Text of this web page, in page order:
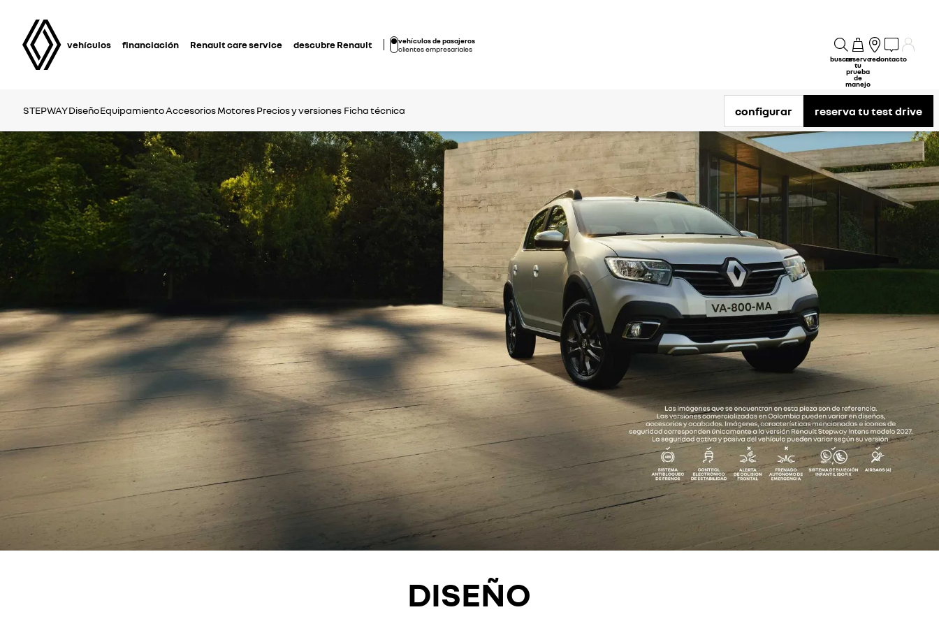
vehículos financiación Renault care service descubre Renault
vehículos de pasajeros
clientes empresariales
buscarreserva
tu
prueba
de
manejo
redcontacto
STEPWAYDiseñoEquipamientoAccesoriosMotores Precios y versiones Ficha técnica configurar reserva tu test drive
DISEÑO